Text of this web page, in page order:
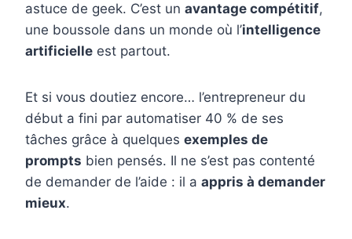
astuce de geek. C’est un avantage compétitif,
une boussole dans un monde où l’intelligence
artificielle est partout.
Et si vous doutiez encore… l’entrepreneur du
début a fini par automatiser 40 % de ses
tâches grâce à quelques exemples de
prompts bien pensés. Il ne s’est pas contenté
de demander de l’aide : il a appris à demander
mieux.